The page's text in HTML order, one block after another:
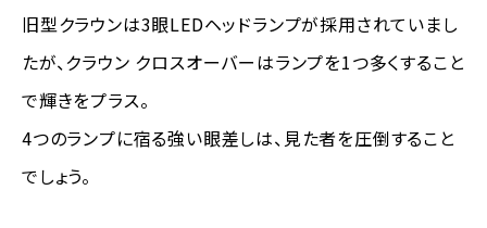
旧型クラウンは3眼LEDヘッドランプが採用されていまし
たが、クラウン クロスオーバーはランプを1つ多くすること
で輝きをプラス。
4つのランプに宿る強い眼差しは、見た者を圧倒すること
でしょう。